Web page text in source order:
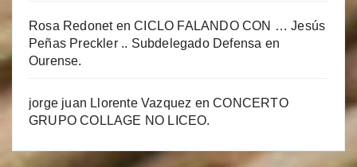
Rosa RedonetenCICLO FALANDO CON … Jesús
Peñas Preckler .. Subdelegado Defensa en
Ourense.
jorge juan Llorente Vazquez enCONCERTO
GRUPO COLLAGE NO LICEO.